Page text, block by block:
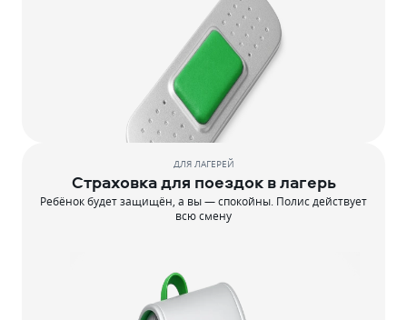
ДЛЯ ЛАГЕРЕЙ
Страховка для поездок в лагерь
Ребёнок будет защищён, а вы — спокойны. Полис действует
всю смену